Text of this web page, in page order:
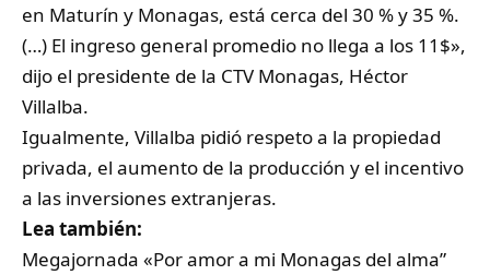
en Maturín y Monagas, está cerca del 30 % y 35 %.
(…) El ingreso general promedio no llega a los 11$»,
dijo el presidente de la CTV Monagas, Héctor
Villalba.
Igualmente, Villalba pidió respeto a la propiedad
privada, el aumento de la producción y el incentivo
a las inversiones extranjeras.
Lea también:
Megajornada «Por amor a mi Monagas del alma”